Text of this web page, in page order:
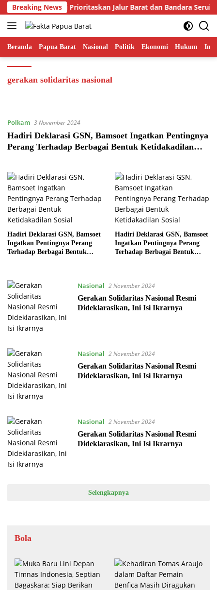
Langsung
ke
konten
Breaking News
Gubernur Fakhiri Prioritaskan Jalur Barat dan Bandara Serui
Beranda Papua Barat Nasional Politik Ekonomi Hukum
gerakan solidaritas nasional
Polkam 3 November 2024
Hadiri Deklarasi GSN, Bamsoet Ingatkan Pentingnya
Perang Terhadap Berbagai Bentuk Ketidakadilan
Hadiri Deklarasi GSN, Bamsoet
Ingatkan Pentingnya Perang
Terhadap Berbagai Bentuk
Hadiri Deklarasi GSN, Bamsoet
Ingatkan Pentingnya Perang
Terhadap Berbagai Bentuk
Nasional 2 November 2024
Gerakan Solidaritas Nasional Resmi
Dideklarasikan, Ini Isi Ikrarnya
Nasional 2 November 2024
Gerakan Solidaritas Nasional Resmi
Dideklarasikan, Ini Isi Ikrarnya
Nasional 2 November 2024
Gerakan Solidaritas Nasional Resmi
Dideklarasikan, Ini Isi Ikrarnya
Selengkapnya
Bola